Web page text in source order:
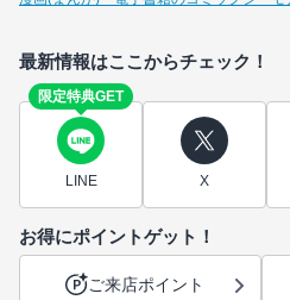
最新情報はここからチェック！
限定特典GET
LINE X
お得にポイントゲット！
ご来店ポイント